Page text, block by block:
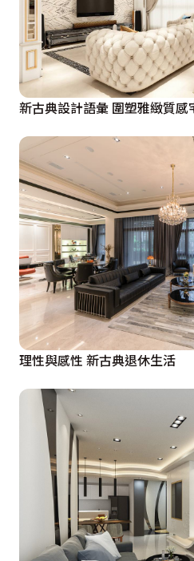
餐廚區主牆，則透過裝飾性
化為一抹居家端景，搭配樣
配，在經典元素的點綴下，
格展演。
依舍室內設計藉由全方位設計
節，讓小坪數套房住起來就像
依據自身需求及風格喜好，輕
安心地拎包入住！
新古典設計語彙 圍塑雅緻質
理性與感性 新古典退休生活